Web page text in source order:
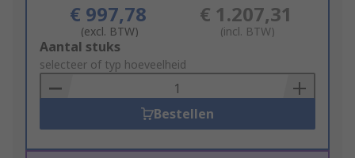
€ 997,78
(excl. BTW)
€ 1.207,31
(incl. BTW)
Add
to
Basket
Aantal stuks
selecteer of typ hoeveelheid
Bestellen